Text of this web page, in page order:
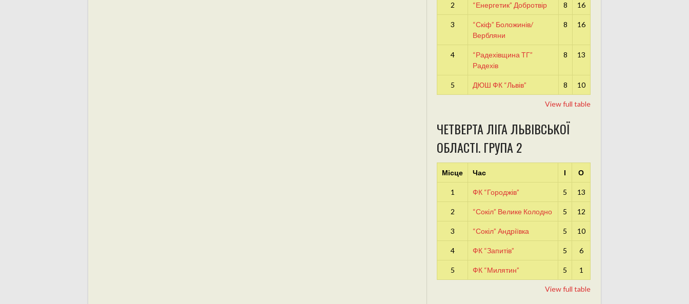
2 “Енергетик” Добротвір 8 16
3
“Скіф” Боложинів/
Вербляни
8 16
4
“Радехівщина ТГ”
Радехів
8 13
5 ДЮШ ФК “Львів” 8 10
View full table
ЧЕТВЕРТА ЛІГА ЛЬВІВСЬКОЇ
ОБЛАСТІ. ГРУПА 2
Місце Час І О
1 ФК “Городжів” 5 13
2 “Сокіл” Велике Колодно 5 12
3 “Сокіл” Андріївка 5 10
4 ФК “Запитів” 5 6
5 ФК “Милятин” 5 1
View full table